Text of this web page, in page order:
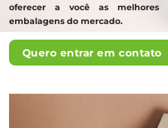
oferecer a você as melhores
embalagens do mercado.
Quero entrar em contato